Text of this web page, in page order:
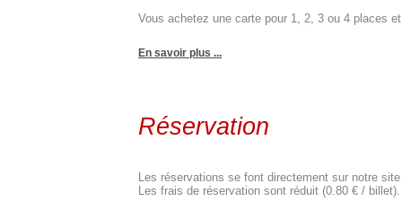
Vous achetez une carte pour 1, 2, 3 ou 4 places
En savoir plus ...
Réservation
Les réservations se font directement sur notre
Les frais de réservation sont réduit (0.80 € / billet).